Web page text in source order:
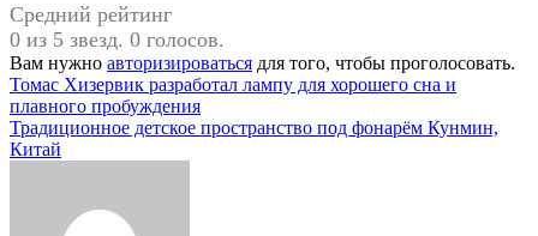
Средний рейтинг
0 из 5 звезд. 0 голосов.
Вам нужно авторизироваться для того, чтобы проголосовать.
Навигация
по
записям
Томас Хизервик разработал лампу для хорошего сна и
плавного пробуждения
Традиционное детское пространство под фонарём Кунмин,
Китай